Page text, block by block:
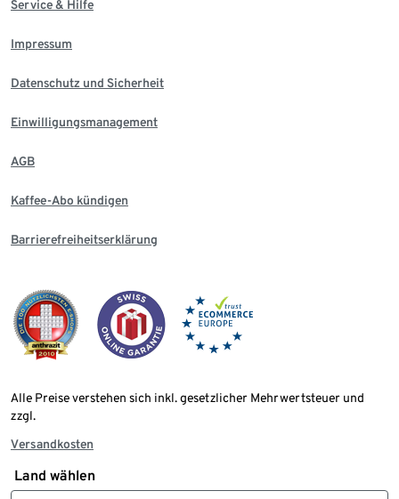
Service & Hilfe
Impressum
Datenschutz und Sicherheit
Einwilligungsmanagement
AGB
Kaffee-Abo kündigen
Barrierefreiheitserklärung
Alle Preise verstehen sich inkl. gesetzlicher Mehrwertsteuer und
zzgl.
Versandkosten
Land wählen